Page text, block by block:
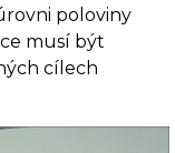
poloviny
musí být
cílech